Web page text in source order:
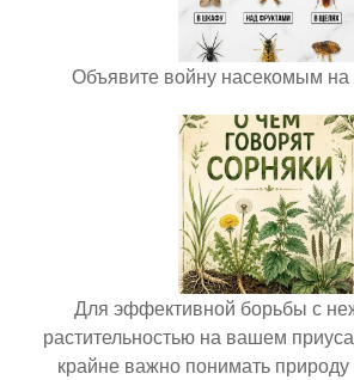
Объявите войну насекомым
Для эффективной борьбы с
растительностью на вашем
крайне важно понимать природу